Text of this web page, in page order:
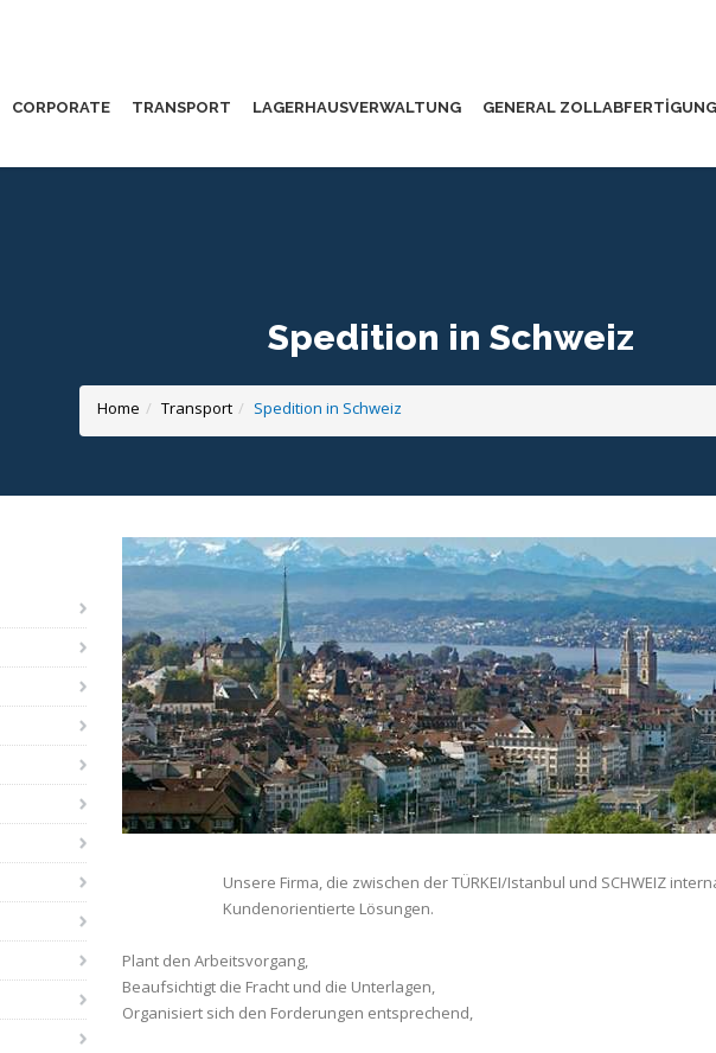
CORPORATE TRANSPORT LAGERHAUSVERWALTUNG GENERAL ZOLLABFERTIGUNG
Spedition in Schweiz
Home Transport Spedition in Schweiz
Unsere Firma, die zwischen der TÜRKEI/Istanbul und SCHWEIZ
Kundenorientierte Lösungen.
Plant den Arbeitsvorgang,
Beaufsichtigt die Fracht und die Unterlagen,
Organisiert sich den Forderungen entsprechend,